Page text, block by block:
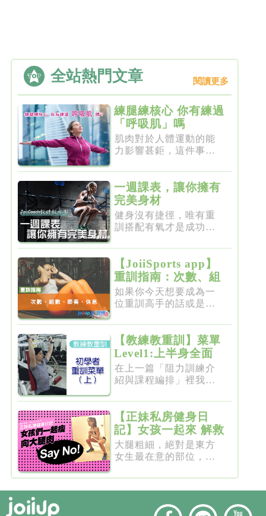
全站熱門文章 閱讀更多
練腿練核心 你有練過
「呼吸肌」嗎
肌肉對於人體運動的能
力影響甚鉅，這件事一
一週課表，讓你擁有
完美身材
健身沒有捷徑，唯有重
訓搭配有氧才是成功的
【JoiiSports app】
重訓指南：次數、組
數、節奏、休息
如果你今天想要成為一
位重訓高手的話或是想
【教練教重訓】菜單
Level1:上半身全面
增肌雕塑
在上一篇「阻力訓練介
紹與課程編排」裡我們
【正妹私房健身日
記】女孩一起來 解救
粗大腿
大腿粗細，絕對是東方
女生最在意的部位，彷